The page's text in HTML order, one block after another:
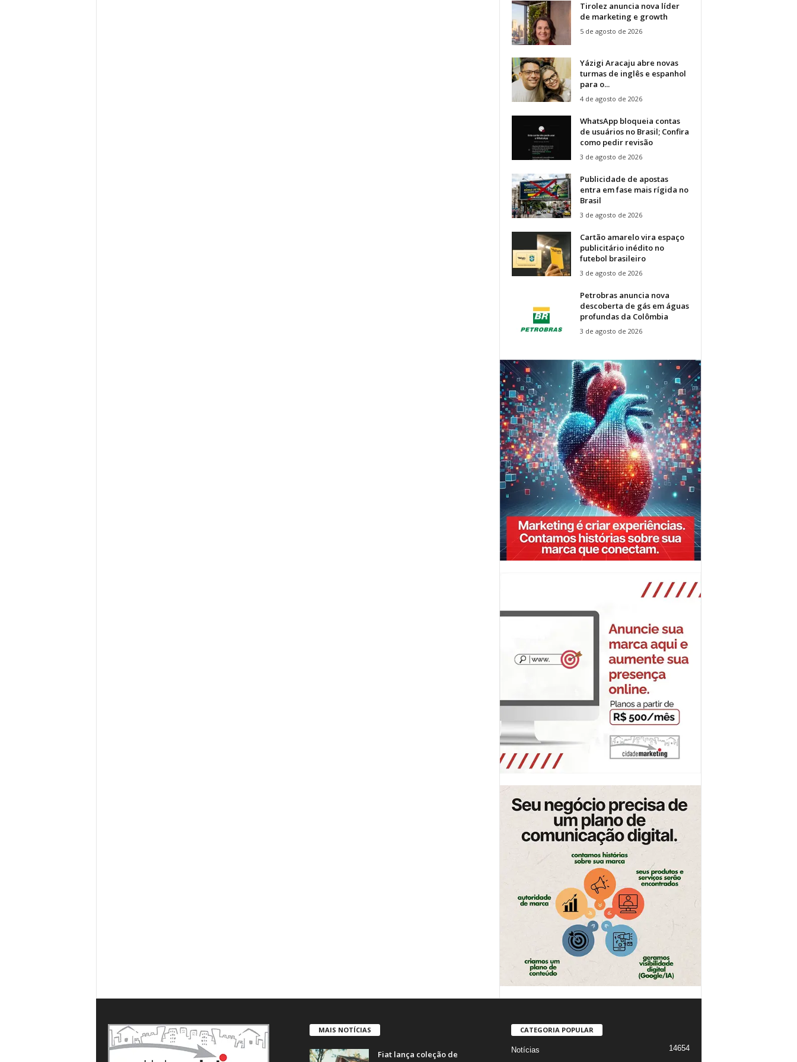
Tirolez anuncia nova líder
de marketing e growth
5 de agosto de 2026
Yázigi Aracaju abre novas
turmas de inglês e espanhol
para o...
4 de agosto de 2026
WhatsApp bloqueia contas
de usuários no Brasil; Confira
como pedir revisão
3 de agosto de 2026
Publicidade de apostas
entra em fase mais rígida no
Brasil
3 de agosto de 2026
Cartão amarelo vira espaço
publicitário inédito no
futebol brasileiro
3 de agosto de 2026
Petrobras anuncia nova
descoberta de gás em águas
profundas da Colômbia
3 de agosto de 2026
MAIS NOTÍCIAS
Fiat lança coleção de
CATEGORIA POPULAR
Notícias
14654